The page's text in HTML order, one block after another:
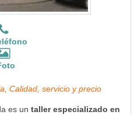
Calidad, servicio y precio
es un taller especializado en